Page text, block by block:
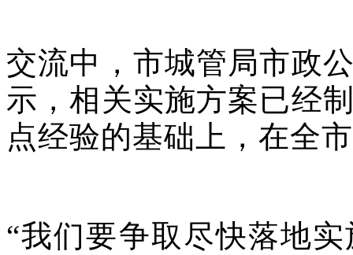
交流中，市城管局市政
示，相关实施方案已经
点经验的基础上，在全
“我们要争取尽快落地